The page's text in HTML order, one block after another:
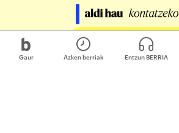
Gaur Azken berriak Entzun BERRIA
Egin zure